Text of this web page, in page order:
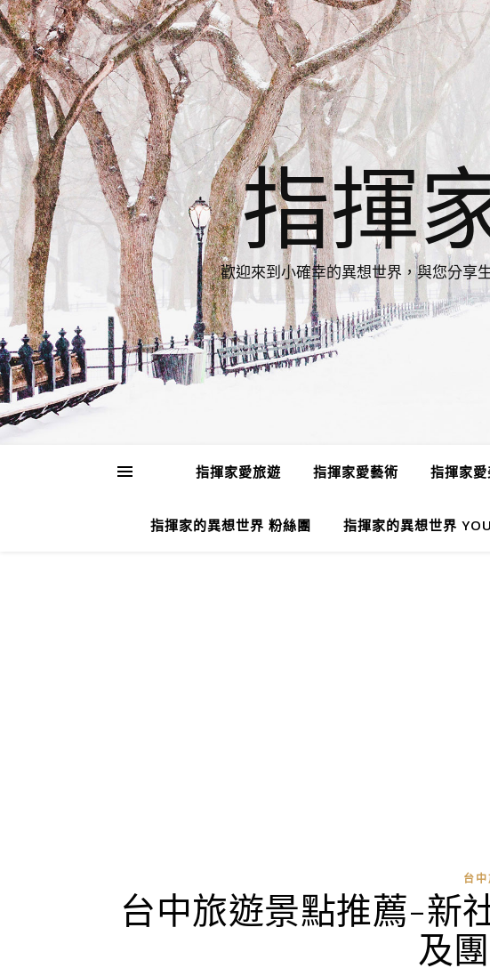
指揮
歡迎來到小確幸的異想世界，與您分享
指揮家愛旅遊 指揮家愛藝術 指揮家
指揮家的異想世界 粉絲團 指揮家的異想世界
台
台中旅遊景點推薦-新
及